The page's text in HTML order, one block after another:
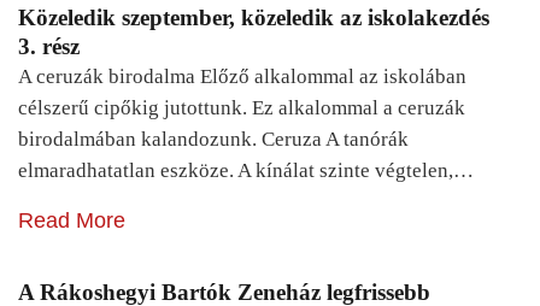
Közeledik szeptember, közeledik az iskolakezdés
3. rész
A ceruzák birodalma Előző alkalommal az iskolában
célszerű cipőkig jutottunk. Ez alkalommal a ceruzák
birodalmában kalandozunk. Ceruza A tanórák
elmaradhatatlan eszköze. A kínálat szinte végtelen,…
Read More
A Rákoshegyi Bartók Zeneház legfrissebb